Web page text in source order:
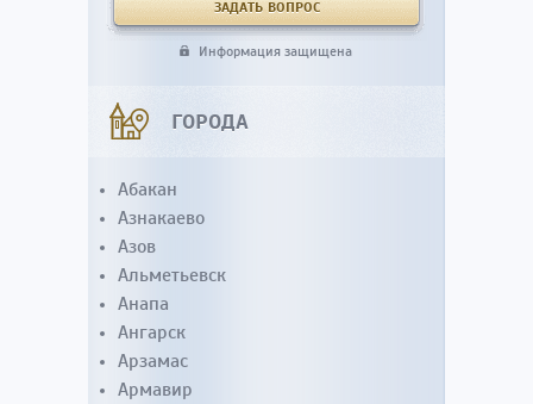
Информация защищена
ГОРОДА
Абакан
Азнакаево
Азов
Альметьевск
Анапа
Ангарск
Арзамас
Армавир